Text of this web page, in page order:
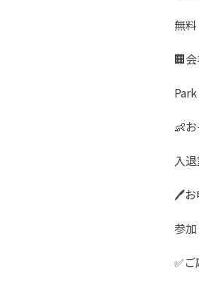
無料
🏢
👶
入
🖊️お
参
✅